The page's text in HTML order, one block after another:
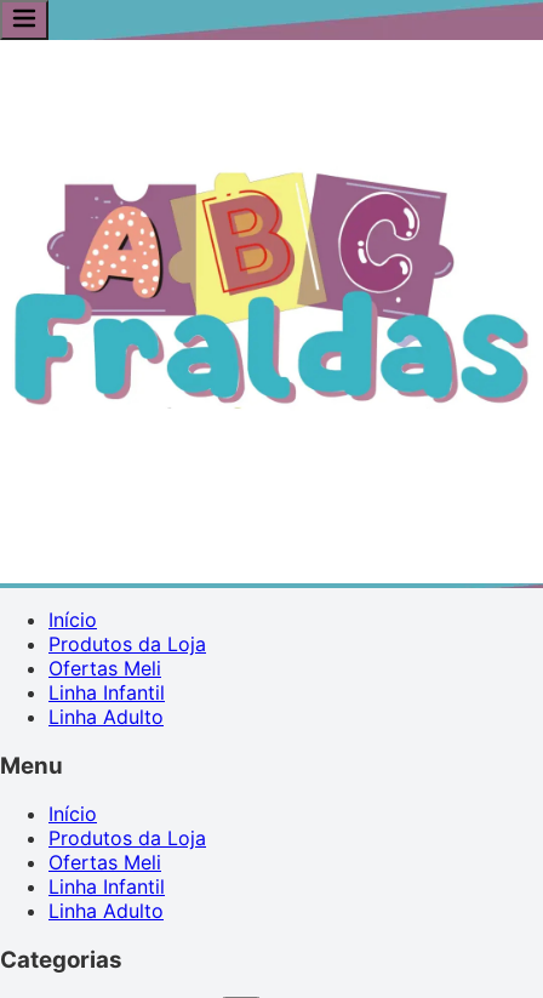
Início
Produtos da Loja
Ofertas Meli
Linha Infantil
Linha Adulto
Menu
Início
Produtos da Loja
Ofertas Meli
Linha Infantil
Linha Adulto
Categorias